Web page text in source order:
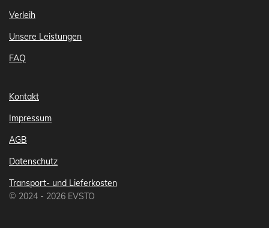
Verleih
Unsere Leistungen
FAQ
Kontakt
Impressum
AGB
Datenschutz
Transport- und Lieferkosten
© 2024 - 2026 EVSTO